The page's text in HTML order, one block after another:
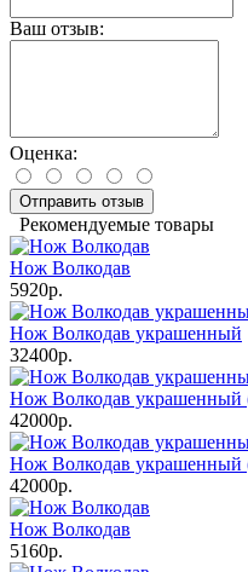
Ваш отзыв:
Оценка:
Отправить отзыв
Рекомендуемые товары
Нож Волкодав
5920р.
Нож Волкодав украшенный
32400р.
Нож Волкодав украшенный
42000р.
Нож Волкодав украшенный
42000р.
Нож Волкодав
5160р.